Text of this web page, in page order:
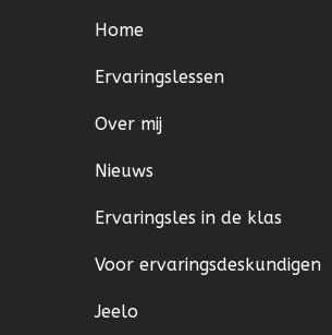
Home
Ervaringslessen
Over mij
Nieuws
Ervaringsles in de klas
Voor ervaringsdeskundigen
Jeelo